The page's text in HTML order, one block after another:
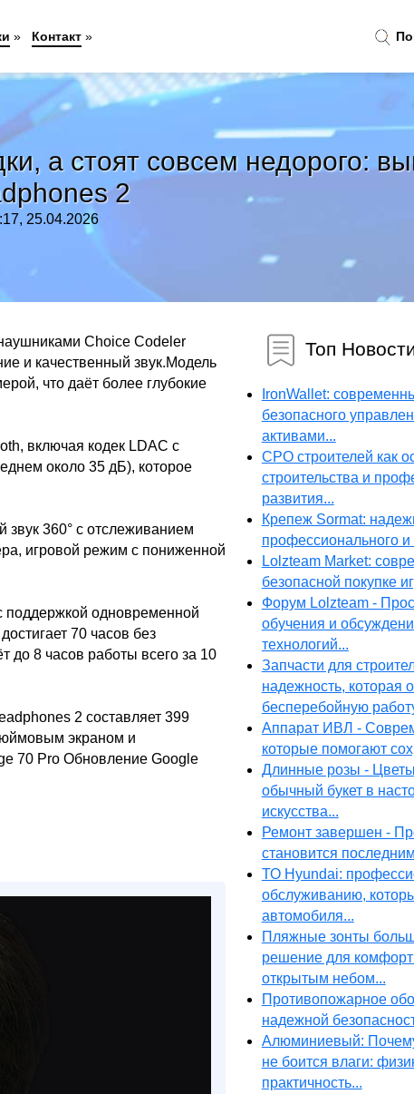
а стоят совсем недорого:
2
25.04.2026
Choice Codeler
и качественный звук.Модель
что даёт более глубокие
включая кодек LDAC с
около 35 дБ), которое
360° с отслеживанием
игровой режим с пониженной
поддержкой одновременной
70 часов без
8 часов работы всего за 10
2 составляет 399
экраном и
70 Pro Обновление Google
Топ
IronWallet:
безопасного
активами...
СРО строителей как
строительства и
развития...
Крепеж Sormat:
профессионального
Lolzteam Market:
безопасной покупке
Форум Lolzteam -
обучения и
технологий...
Запчасти для
надежность, которая
бесперебойную
Аппарат ИВЛ -
которые помогают
Длинные розы -
обычный букет в
искусства...
Ремонт завершен -
становится
ТО Hyundai:
обслуживанию,
автомобиля...
Пляжные зонты
решение для
открытым небом...
Противопожарное
надежной
Алюминиевый:
не боится влаги:
практичность...
» Контакт »